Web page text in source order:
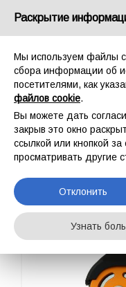
ZIP EVO
Раскрытие
Мы используем файлы
сбора информации об
посетителями, как
файлов cookie.
Вы можете дать
закрыв это окно
ссылкой или кнопкой
просматривать другие
Отклонить
Узнать